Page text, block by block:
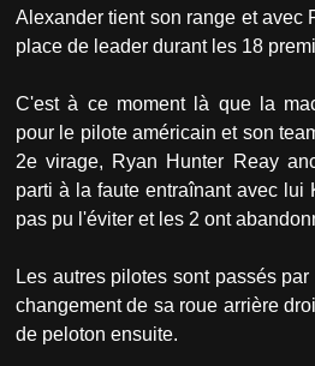
Alexander tient son range et avec
place de leader durant les 18
C'est à ce moment là que la
pour le pilote américain et son
2e virage, Ryan Hunter Reay
parti à la faute entraînant avec
pas pu l'éviter et les 2 ont
Les autres pilotes sont passés
changement de sa roue arrière
de peloton ensuite.